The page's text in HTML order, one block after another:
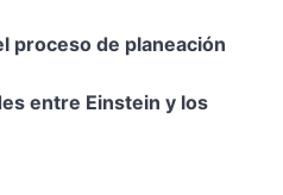
proceso de planeación
entre Einstein y los